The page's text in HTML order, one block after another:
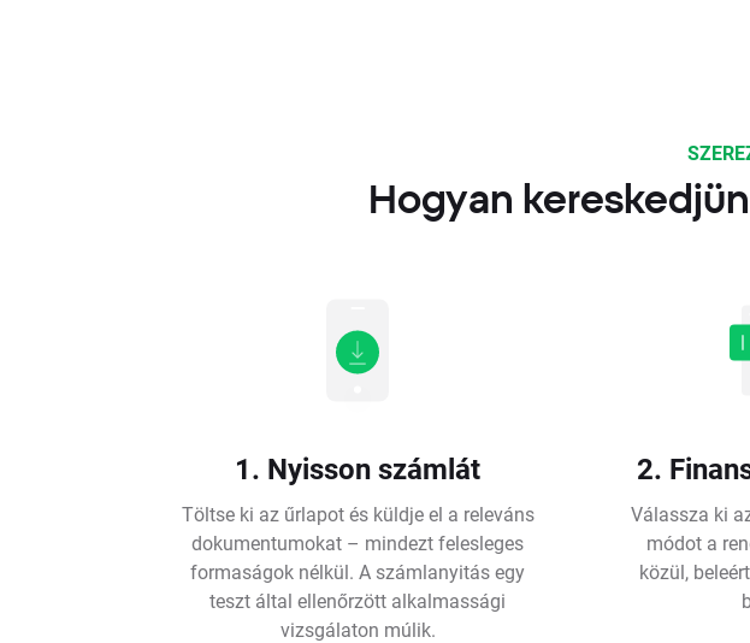
Hogyan
1. Nyisson számlát
Töltse ki az űrlapot és küldje el a releváns
dokumentumokat – mindezt felesleges
formaságok nélkül. A számlanyitás egy
teszt által ellenőrzött alkalmassági
vizsgálaton múlik.
2.
Válassza ki
módot a
közül,